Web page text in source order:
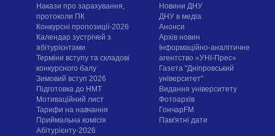
Накази про зарахування,
протоколи ПК
Конкурсні пропозиції-2026
Календар зустрічей з
абітурієнтами
Терміни вступу та складові
конкурсного балу
Зимовий вступ 2026
Підготовка до НМТ
Мотиваційний лист
Тарифи на навчання
Приймальна комісія
Абітурієнту-2026
Новини ДНУ
ДНУ в медіа
Анонси
Архів новин
Інформаційно-аналітичне
агентство «УНІ-Прес»
Газета "Дніпровський
університет"
Видання університету
Фотоархів
ГончарFM
Пам'ятні дати